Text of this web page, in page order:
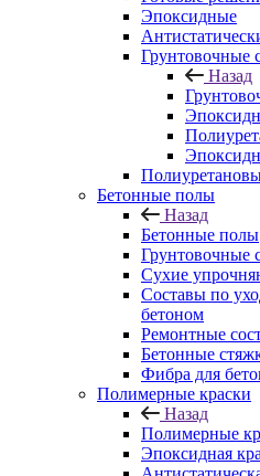
Эпоксидные
Грунтовочные
Назад
Бетонные полы
Назад
Бетонные полы
Грунтовочные
Сухие
Составы по
бетоном
Ремонтные
Бетонные
Фибра для
Полимерные краски
Назад
Полимерные
Эпоксидная